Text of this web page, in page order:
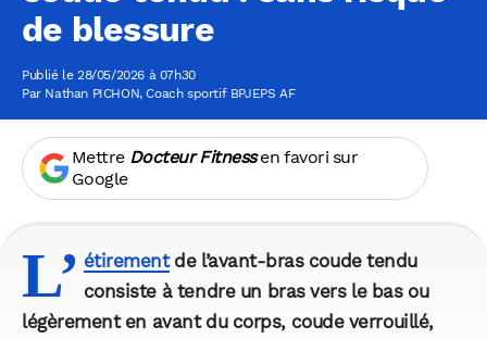
de blessure
Publié le 28/05/2026 à 07h30
Par Nathan PICHON, Coach sportif BPJEPS AF
Mettre Docteur Fitnessen favori sur
Google
L’ étirementde l’avant-bras coude tendu
consiste à tendre un bras vers le bas ou
légèrement en avant du corps, coude verrouillé,